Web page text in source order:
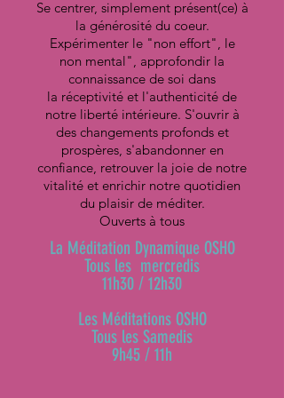
Se centrer, simplement présent(ce) à
la générosité du coeur.
Expérimenter le "non effort", le
non mental", approfondir la
connaissance de soi dans
la réceptivité et l'authenticité de
notre liberté intérieure. S'ouvrir à
des changements profonds et
prospères, s'abandonner en
confiance, retrouver la joie de notre
vitalité et enrichir notre quotidien
du plaisir de méditer.
Ouverts à tous
La Méditation Dynamique OSHO
Tous les mercredis
11h30 / 12h30
Les Méditations OSHO
Tous les Samedis
9h45 / 11h